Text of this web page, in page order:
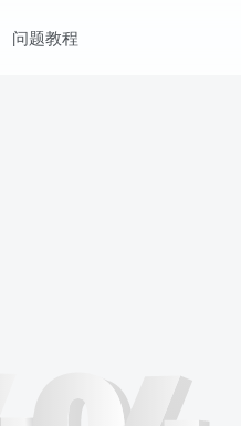
问题教程